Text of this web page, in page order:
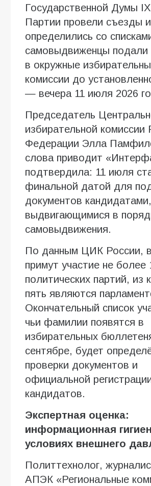
Государственной Думы
Партии провели съезды и
определились со
самовыдвиженцы подали
в окружные
комиссии до
— вечера 11 июля 2026
Председатель
избирательной комиссии
Федерации Элла
слова приводит
подтвердила: 11 июля
финальной датой для
документов кандидатами,
выдвигающимися в
самовыдвижения.
По данным ЦИК России,
примут участие не более
политических партий, из
пять являются
Окончательный список
чьи фамилии появятся в
избирательных
сентябре, будет
проверки документов и
официальной
кандидатов.
Экспертная оценка:
информационная
условиях внешнего
Политтехнолог,
АПЭК «Региональные